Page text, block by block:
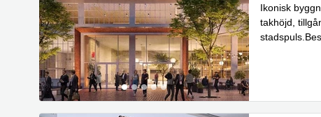
Ikonisk
takhöjd,